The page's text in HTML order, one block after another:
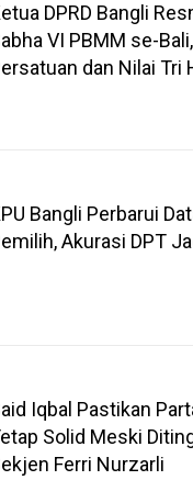
DPRD Bangli
VI PBMM se-
dan Nilai Tri
Bangli Perbarui
Akurasi DPT
Iqbal Pastikan
Solid Meski
Ferri Nurzarli